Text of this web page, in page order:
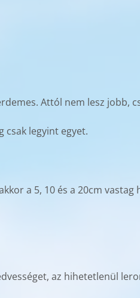
Attól nem lesz jobb,
csak legyint egyet.
a 5, 10 és a 20cm vastag
az hihetetlenül